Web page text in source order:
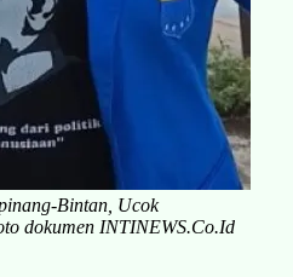
Bintan, Ucok
dokumen INTINEWS.Co.Id